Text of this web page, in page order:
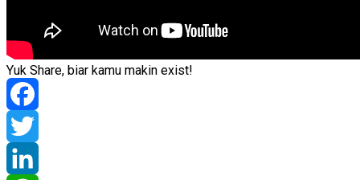
Yuk Share, biar kamu makin exist!
Facebook
Twitter